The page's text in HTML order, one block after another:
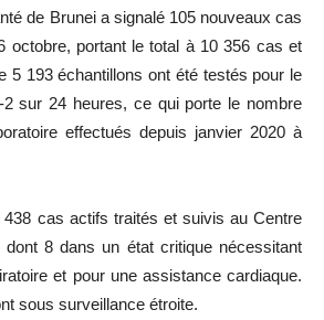
de Brunei a signalé 105 nouveaux cas
octobre, portant le total à 10 356 cas et
5 193 échantillons ont été testés pour le
sur 24 heures, ce qui porte le nombre
effectués depuis janvier 2020 à
cas actifs traités et suivis au Centre
dont 8 dans un état critique nécessitant
et pour une assistance cardiaque.
sous surveillance étroite.